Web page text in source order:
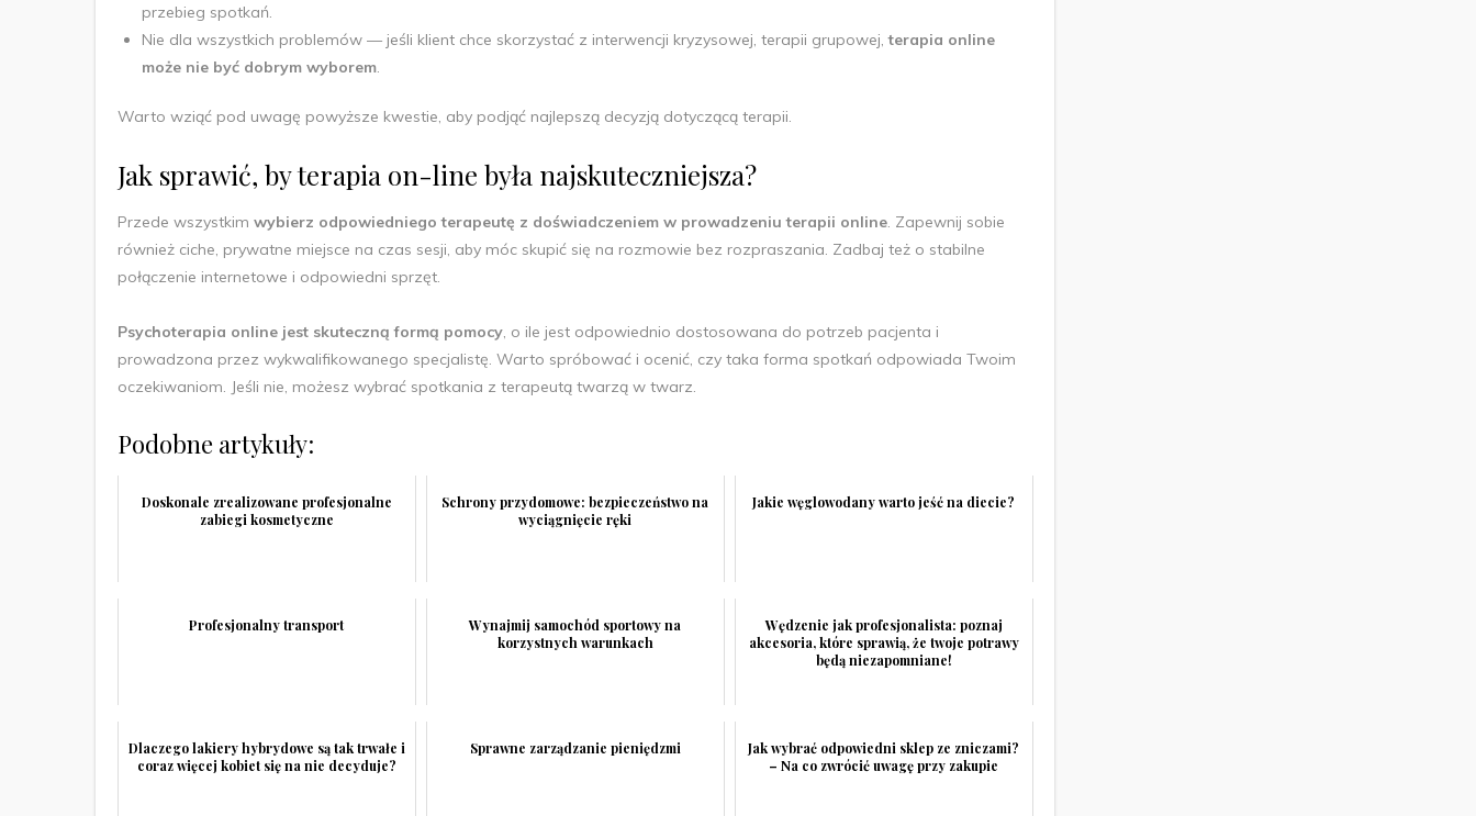
przebieg spotkań.
Nie dla wszystkich problemów — jeśli klient chce skorzystać z interwencji kryzysowej, terapii grupowej,terapia online
może nie być dobrym wyborem.
Warto wziąć pod uwagę powyższe kwestie, aby podjąć najlepszą decyzją dotyczącą terapii.
Jak sprawić, by terapia on-line była najskuteczniejsza?
Przede wszystkim wybierz odpowiedniego terapeutę z doświadczeniem w prowadzeniu terapii online. Zapewnij sobie
również ciche, prywatne miejsce na czas sesji, aby móc skupić się na rozmowie bez rozpraszania. Zadbaj też o stabilne
połączenie internetowe i odpowiedni sprzęt.
Psychoterapia online jest skuteczną formą pomocy, o ile jest odpowiednio dostosowana do potrzeb pacjenta i
prowadzona przez wykwalifikowanego specjalistę. Warto spróbować i ocenić, czy taka forma spotkań odpowiada Twoim
oczekiwaniom. Jeśli nie, możesz wybrać spotkania z terapeutą twarzą w twarz.
Podobne artykuły:
Doskonale zrealizowane profesjonalne
zabiegi kosmetyczne
Schrony przydomowe: bezpieczeństwo na
wyciągnięcie ręki
Jakie węglowodany warto jeść na diecie?
Profesjonalny transport
Wynajmij samochód sportowy na
korzystnych warunkach
Wędzenie jak profesjonalista: poznaj
akcesoria, które sprawią, że twoje potrawy
będą niezapomniane!
Dlaczego lakiery hybrydowe są tak trwałe i
coraz więcej kobiet się na nie decyduje?
Sprawne zarządzanie pieniędzmi
Jak wybrać odpowiedni sklep ze zniczami?
– Na co zwrócić uwagę przy zakupie